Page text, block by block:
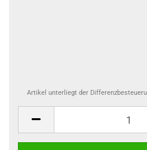
Artikel unterliegt der